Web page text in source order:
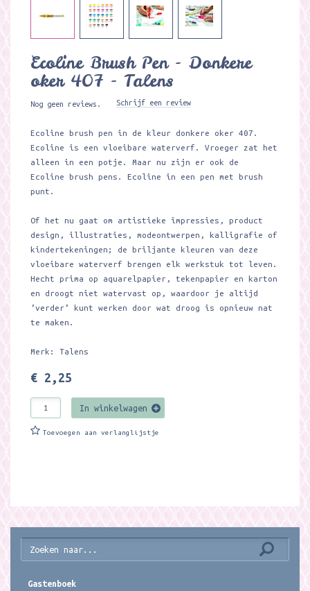
Ecoline Brush Pen - Donkere
oker 407 - Talens
Nog geen reviews. Schrijf een review
Ecoline brush pen in de kleur donkere oker 407.
Ecoline is een vloeibare waterverf. Vroeger zat het
alleen in een potje. Maar nu zijn er ook de
Ecoline brush pens. Ecoline in een pen met brush
punt.
Of het nu gaat om artistieke impressies, product
design, illustraties, modeontwerpen, kalligrafie of
kindertekeningen; de briljante kleuren van deze
vloeibare waterverf brengen elk werkstuk tot leven.
Hecht prima op aquarelpapier, tekenpapier en karton
en droogt niet watervast op, waardoor je altijd
’verder’ kunt werken door wat droog is opnieuw nat
te maken.
Merk: Talens
€ 2,25
In winkelwagen
Toevoegen aan verlanglijstje
Gastenboek